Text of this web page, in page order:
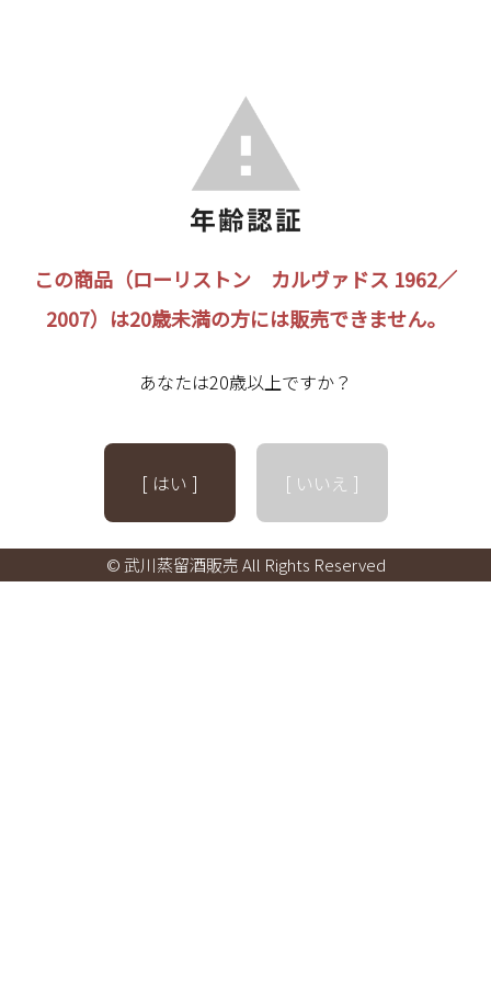
この商品（ローリストン カルヴァドス 1962／
2007）は20歳未満の方には販売できません。
あなたは20歳以上ですか？
[ はい ] [ いいえ ]
© 武川蒸留酒販売 All Rights Reserved